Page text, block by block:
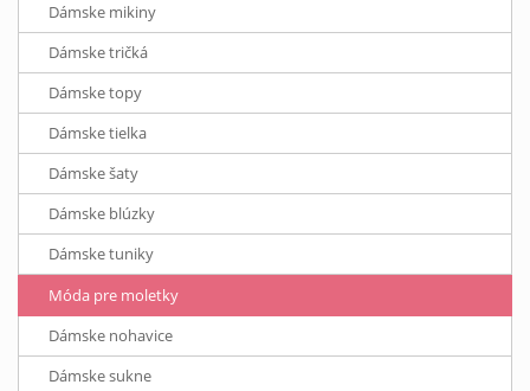
Dámske mikiny
Dámske tričká
Dámske topy
Dámske tielka
Dámske šaty
Dámske blúzky
Dámske tuniky
Móda pre moletky
Dámske nohavice
Dámske sukne